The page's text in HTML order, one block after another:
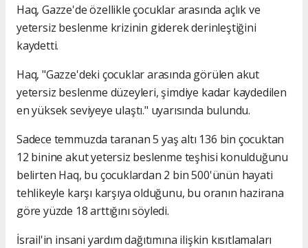
Haq, Gazze'de özellikle çocuklar arasında açlık ve
yetersiz beslenme krizinin giderek derinleştiğini
kaydetti.
Haq, "Gazze'deki çocuklar arasında görülen akut
yetersiz beslenme düzeyleri, şimdiye kadar kaydedilen
en yüksek seviyeye ulaştı." uyarısında bulundu.
Sadece temmuzda taranan 5 yaş altı 136 bin çocuktan
12 binine akut yetersiz beslenme teşhisi konulduğunu
belirten Haq, bu çocuklardan 2 bin 500'ünün hayati
tehlikeyle karşı karşıya olduğunu, bu oranın hazirana
göre yüzde 18 arttığını söyledi.
İsrail'in insani yardım dağıtımına ilişkin kısıtlamaları